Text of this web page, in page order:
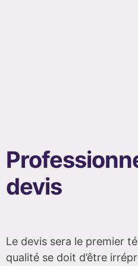
devis
Le devis sera le premier
qualité se doit d’être